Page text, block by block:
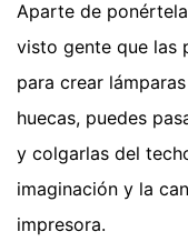
Aparte de
visto gente que las
para crear
huecas, puedes
y colgarlas del
imaginación y la
impresora.